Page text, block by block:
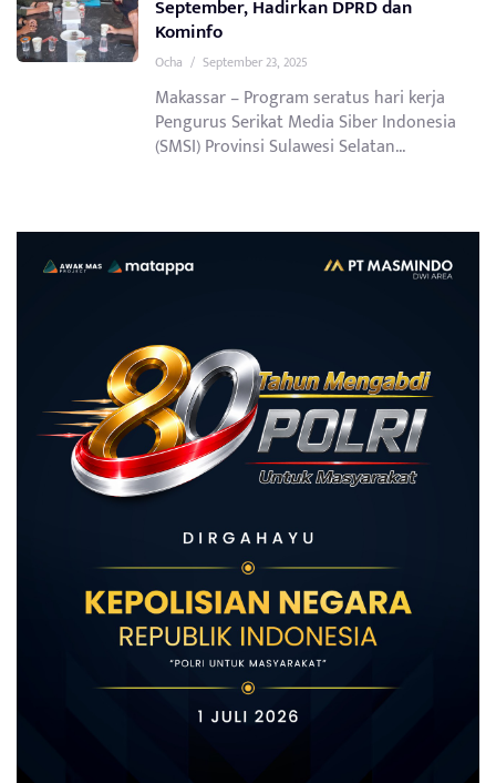
September, Hadirkan DPRD dan
Kominfo
Ocha / September 23, 2025
Makassar – Program seratus hari kerja
Pengurus Serikat Media Siber Indonesia
(SMSI) Provinsi Sulawesi Selatan...